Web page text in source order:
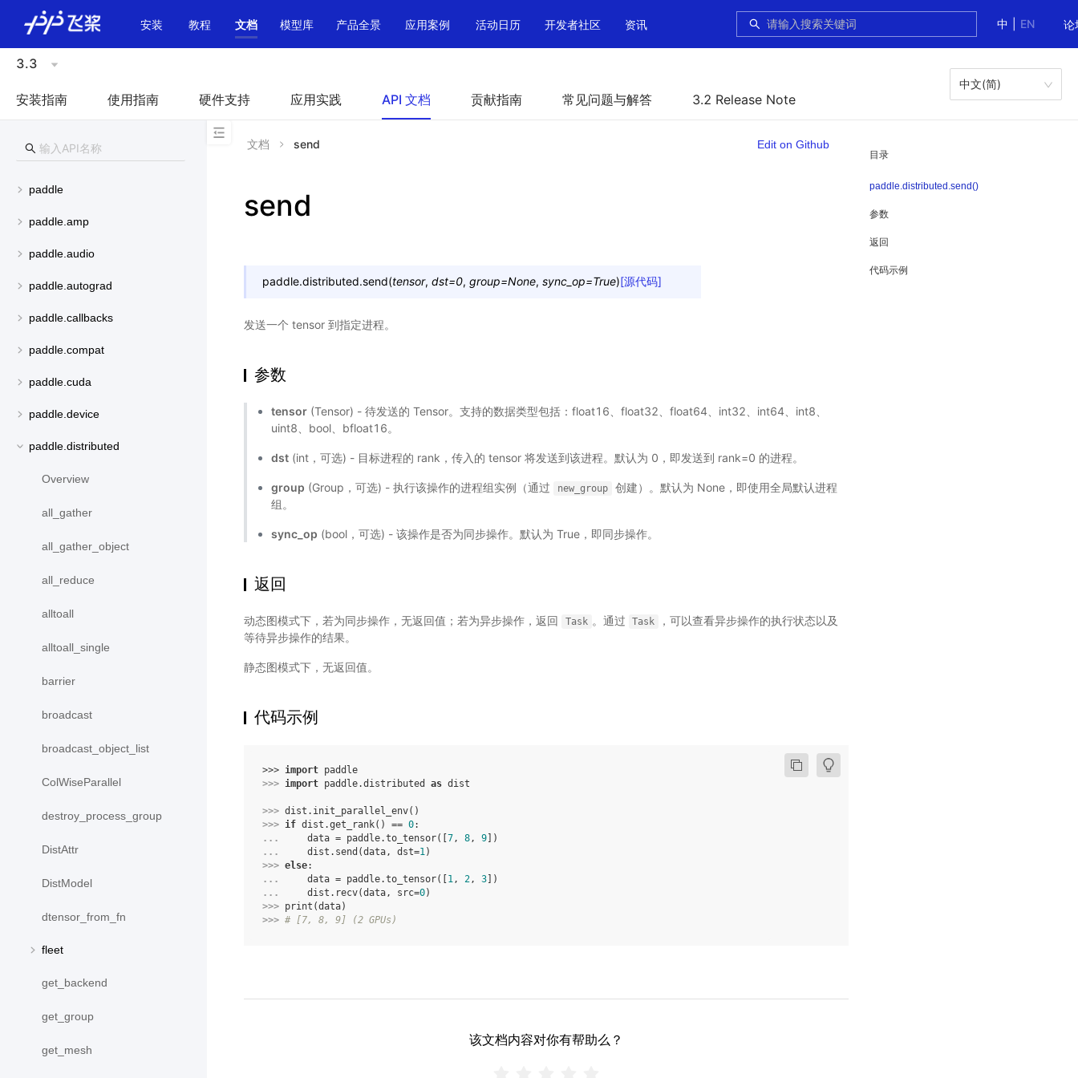
中
EN 论
安装 教程 文档 模型库 产品全景 应用案例 活动日历 开发者社区 资讯
3.3
安装指南 使用指南 硬件支持 应用实践 API 文档 贡献指南 常见问题与解答 3.2 Release Note
中文(简)
paddle
paddle.amp
paddle.audio
paddle.autograd
paddle.callbacks
paddle.compat
paddle.cuda
paddle.device
paddle.distributed
Overview
all_gather
all_gather_object
all_reduce
alltoall
alltoall_single
barrier
broadcast
broadcast_object_list
ColWiseParallel
destroy_process_group
DistAttr
DistModel
dtensor_from_fn
fleet
get_backend
get_group
get_mesh
目录
paddle.distributed.send()
参数
返回
代码示例
文档 send Edit on Github
send
paddle.distributed.send(tensor, dst=0, group=None, sync_op=True)[源代码]
发送一个 tensor 到指定进程。
参数
tensor (Tensor) - 待发送的 Tensor。支持的数据类型包括：float16、float32、float64、int32、int64、int8、
uint8、bool、bfloat16。
dst (int，可选) - 目标进程的 rank，传入的 tensor 将发送到该进程。默认为 0，即发送到 rank=0 的进程。
group (Group，可选) - 执行该操作的进程组实例（通过 new_group
创建）。默认为 None，即使用全局默认进程
组。
sync_op (bool，可选) - 该操作是否为同步操作。默认为 True，即同步操作。
返回
动态图模式下，若为同步操作，无返回值；若为异步操作，返回 Task 。通过 Task
，可以查看异步操作的执行状态以及
等待异步操作的结果。
静态图模式下，无返回值。
代码示例
>>> import paddle
>>> import paddle.distributed as dist
>>> dist . init_parallel_env()
>>> if dist .get_rank() == 0:
...
data = paddle.to_tensor([ 7, 8, 9 ])
...
dist . send (data, dst=1)
>>> else:
...
data = paddle.to_tensor([ 1, 2, 3 ])
...
dist . recv(data, src=0)
>>> print (data)
>>> # [7, 8, 9] (2 GPUs)
该文档内容对你有帮助么？